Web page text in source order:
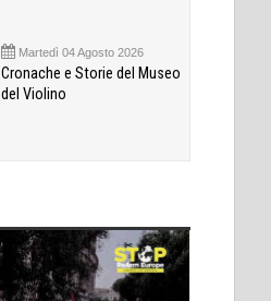
Martedì 04 Agosto 2026
Cronache e Storie del Museo
del Violino